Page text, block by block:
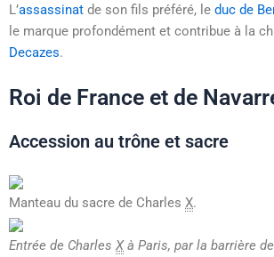
L’assassinat de son fils préféré, le duc de
le marque profondément et contribue à la
Decazes.
Roi de France et de
Accession au trône et sacre
Manteau du sacre de Charles X.
Entrée de Charles Xà Paris, par la barrière